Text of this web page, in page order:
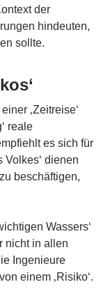
der
hindeuten,
sollte.
‚Zeitreise‘
reale
es sich für
Volkes‘ dienen
beschäftigen,
Wassers‘
nicht in allen
Ingenieure
einem ‚Risiko‘.